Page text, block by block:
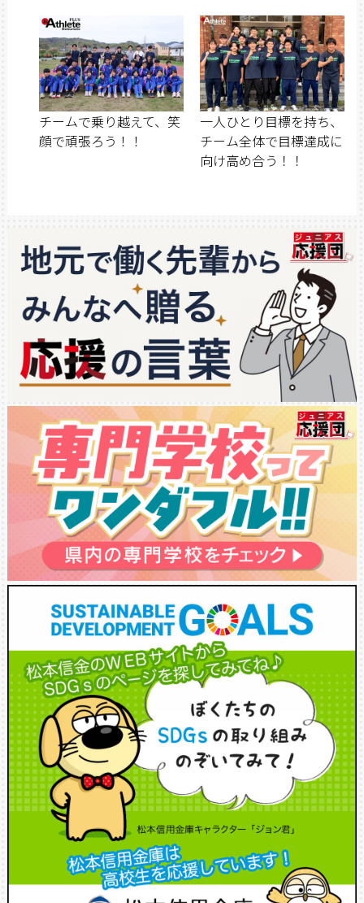
チームで乗り越えて、笑
顔で頑張ろう！！
一人ひとり目標を持ち、
チーム全体で目標達成に
向け高め合う！！